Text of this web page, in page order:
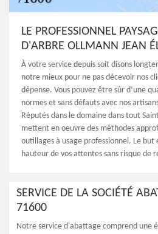
LE PROFESSIONNEL
D'ARBRE OLLMANN JEAN
À votre service depuis soit disons
notre mieux pour ne pas décevoir nos
dépense. Vous pouvez être sûr d’une
normes et sans défauts avec nos
Réputés dans le domaine dans tout
mettent en oeuvre des méthodes
outillages à usage professionnel. Le but
hauteur de vos attentes sans risque de
SERVICE DE LA SOCIÉTÉ
71600
Notre service d'abattage comprend une